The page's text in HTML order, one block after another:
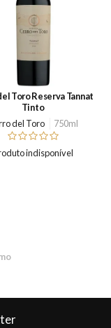
Toro Reserva Tannat
Tinto
del Toro
750ml
indisponível